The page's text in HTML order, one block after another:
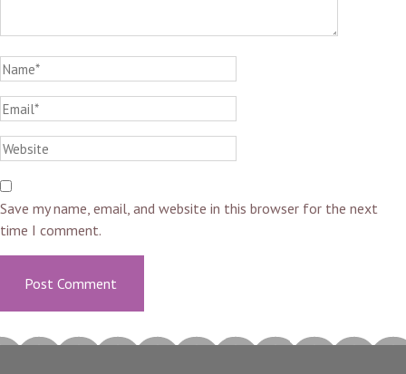
Save my name, email, and website in this browser for the next
time I comment.